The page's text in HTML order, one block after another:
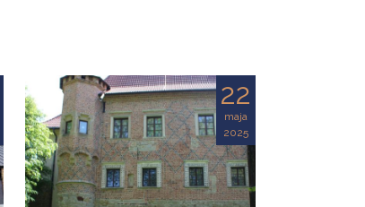
22
maja
2025